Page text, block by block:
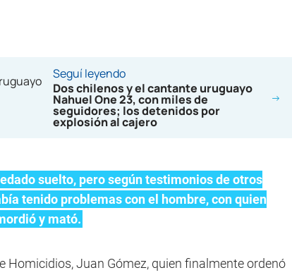
Seguí leyendo
Dos chilenos y el cantante uruguayo
Nahuel One 23, con miles de
seguidores; los detenidos por
explosión al cajero
suelto, pero según testimonios de otros
tenido problemas con el hombre, con quien
y mató.
Homicidios, Juan Gómez, quien finalmente ordenó